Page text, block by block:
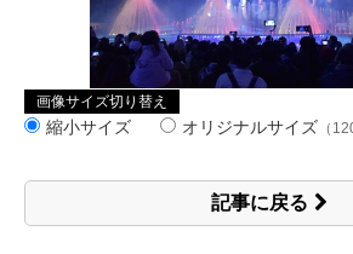
画像サイズ切り替え
縮小サイズ オリジナルサイズ （
記事に戻る